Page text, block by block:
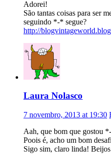
Adorei!
São tantas coisas para ser
seguindo *-* segue?
http://
Laura Nolasco
7 novembro, 2013 at 19:30
Aah, que bom que gostou
Poois é, acho um bom
Sigo sim, claro linda!